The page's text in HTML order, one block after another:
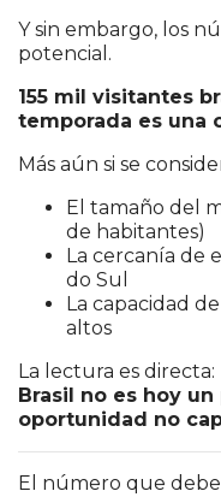
Y sin embargo, los
potencial.
155 mil visitantes
temporada es una
Más aún si se
El tamaño del
de habitantes)
La cercanía de
do Sul
La capacidad
altos
La lectura es directa:
Brasil no es hoy un
oportunidad no
El número que